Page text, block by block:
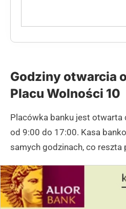
Godziny otwarcia
Placu Wolności 10
Placówka banku jest otwarta
od 9:00 do 17:00. Kasa
samych godzinach, co reszta